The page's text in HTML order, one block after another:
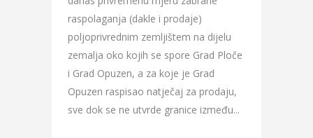
raspolaganja (dakle i prodaje)
poljoprivrednim zemljištem na dijelu
zemalja oko kojih se spore Grad Ploče
i Grad Opuzen, a za koje je Grad
Opuzen raspisao natječaj za prodaju,
sve dok se ne utvrde granice između...